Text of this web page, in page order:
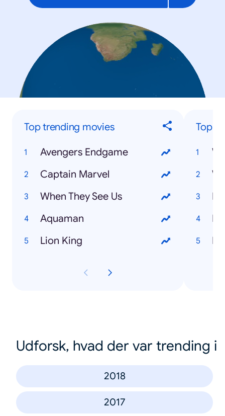
Top trending movies
Avengers Endgame
Captain Marvel
When They See Us
Aquaman
Lion King
Top
Udforsk, hvad der var trending i
2018
2017